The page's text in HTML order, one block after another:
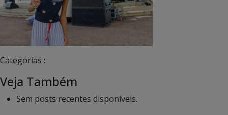
Categorias :
Veja Também
Sem posts recentes disponíveis.